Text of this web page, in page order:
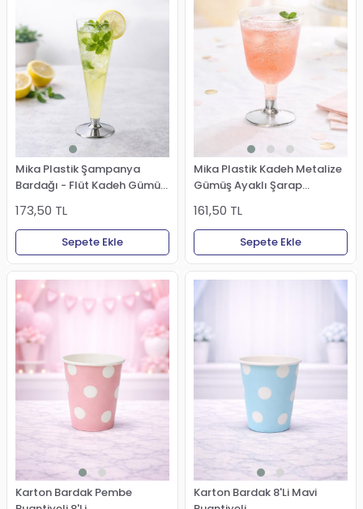
Mika Plastik Şampanya
Bardağı - Flüt Kadeh Gümüş
173,50 TL
Sepete Ekle
Mika Plastik Kadeh Metalize
Gümüş Ayaklı Şarap
161,50 TL
Sepete Ekle
Karton Bardak Pembe
Karton Bardak 8'Li Mavi